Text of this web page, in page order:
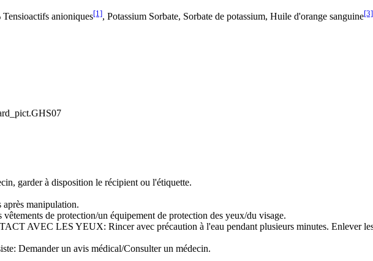
Tensioactifs anioniques[1], Potassium Sorbate, Sorbate de potassium, Huile d'orange sanguine[3]
garder à disposition le récipient ou l'étiquette.
après manipulation.
de protection/un équipement de protection des yeux/du visage.
AVEC LES YEUX: Rincer avec précaution à l'eau pendant plusieurs minutes. Enlever
Demander un avis médical/Consulter un médecin.